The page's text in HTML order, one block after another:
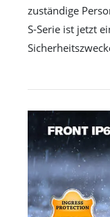
zuständige
S-Serie ist jetzt